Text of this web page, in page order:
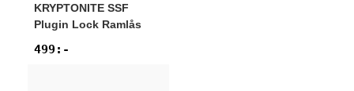
KRYPTONITE SSF
Plugin Lock Ramlås
499 :-